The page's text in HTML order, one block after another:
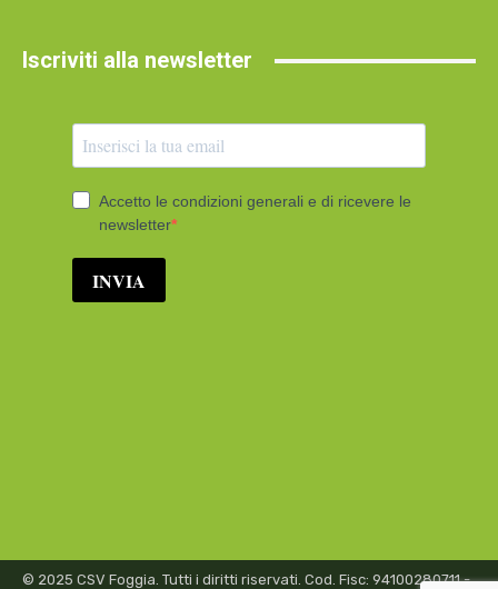
Iscriviti alla newsletter
© 2025 CSV Foggia. Tutti i diritti riservati. Cod. Fisc: 94100280711 -